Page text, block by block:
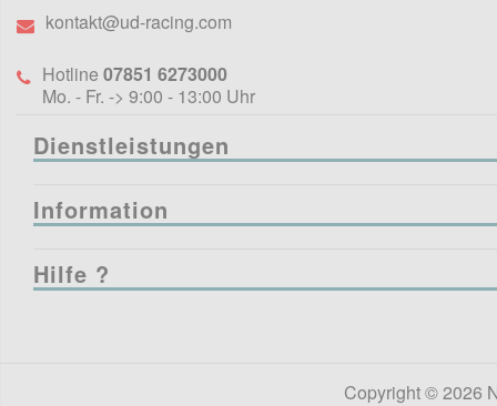
kontakt@ud-racing.com
Hotline 07851 6273000
Mo. - Fr. -> 9:00 - 13:00 Uhr
Dienstleistungen
Information
Hilfe ?
Copyright © 2026